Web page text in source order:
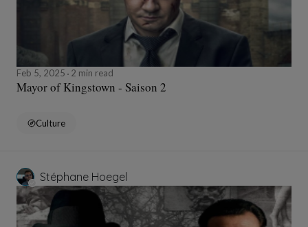
Feb 5, 2025 2 min read
Mayor of Kingstown - Saison 2
Culture
Stéphane Hoegel